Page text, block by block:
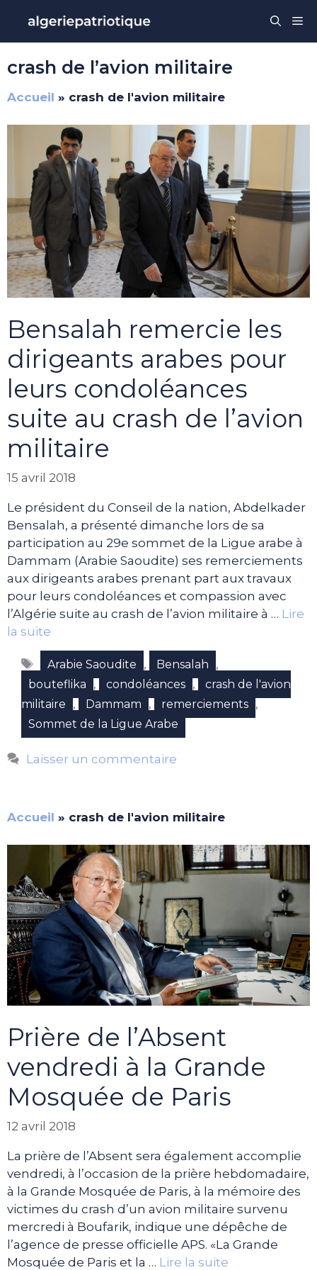
contenu
crash de l’avion militaire
Accueil » crash de l'avion militaire
Bensalah remercie les
dirigeants arabes pour
leurs condoléances
suite au crash de l’avion
militaire
15 avril 2018
Le président du Conseil de la nation, Abdelkader
Bensalah, a présenté dimanche lors de sa
participation au 29e sommet de la Ligue arabe à
Dammam (Arabie Saoudite) ses remerciements
aux dirigeants arabes prenant part aux travaux
pour leurs condoléances et compassion avec
l’Algérie suite au crash de l’avion militaire à … Lire
la suite
Étiquettes
Arabie Saoudite , Bensalah ,
bouteflika , condoléances ,
crash de l'avion
militaire
, Dammam , remerciements ,
Sommet de la Ligue Arabe
Laisser un commentaire
Accueil » crash de l'avion militaire
Prière de l’Absent
vendredi à la Grande
Mosquée de Paris
12 avril 2018
La prière de l’Absent sera également accomplie
vendredi, à l’occasion de la prière hebdomadaire,
à la Grande Mosquée de Paris, à la mémoire des
victimes du crash d’un avion militaire survenu
mercredi à Boufarik, indique une dépêche de
l’agence de presse officielle APS. «La Grande
Mosquée de Paris et la … Lire la suite